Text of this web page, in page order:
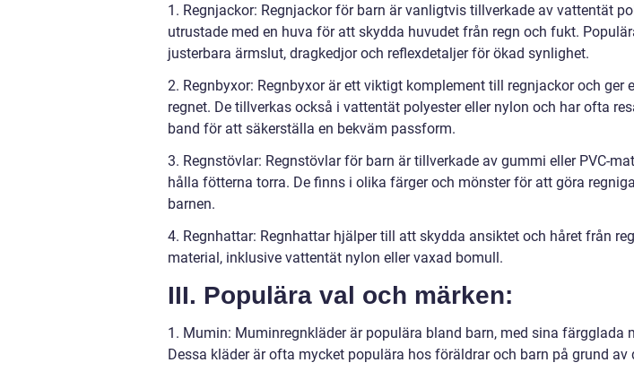
1. Regnjackor: Regnjackor för barn är vanligtvis tillverkade av vattentät
utrustade med en huva för att skydda huvudet från regn och fukt.
justerbara ärmslut, dragkedjor och reflexdetaljer för ökad synlighet.
2. Regnbyxor: Regnbyxor är ett viktigt komplement till regnjackor och
regnet. De tillverkas också i vattentät polyester eller nylon och har ofta
band för att säkerställa en bekväm passform.
3. Regnstövlar: Regnstövlar för barn är tillverkade av gummi eller PVC-
hålla fötterna torra. De finns i olika färger och mönster för att göra
barnen.
4. Regnhattar: Regnhattar hjälper till att skydda ansiktet och håret från
material, inklusive vattentät nylon eller vaxad bomull.
III. Populära val och märken:
1. Mumin: Muminregnkläder är populära bland barn, med sina färgglada
Dessa kläder är ofta mycket populära hos föräldrar och barn på grund